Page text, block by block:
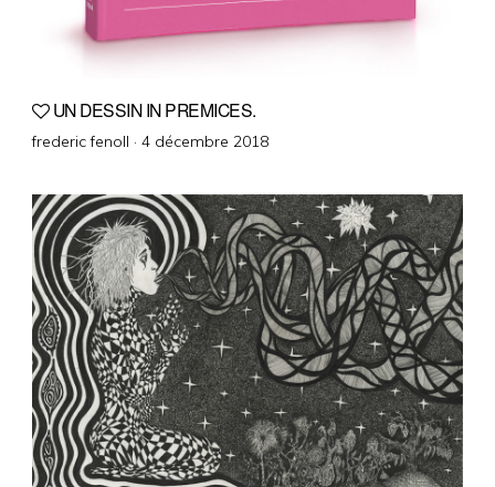
UN DESSIN IN PREMICES.
frederic fenoll · Posted
4 décembre 2018